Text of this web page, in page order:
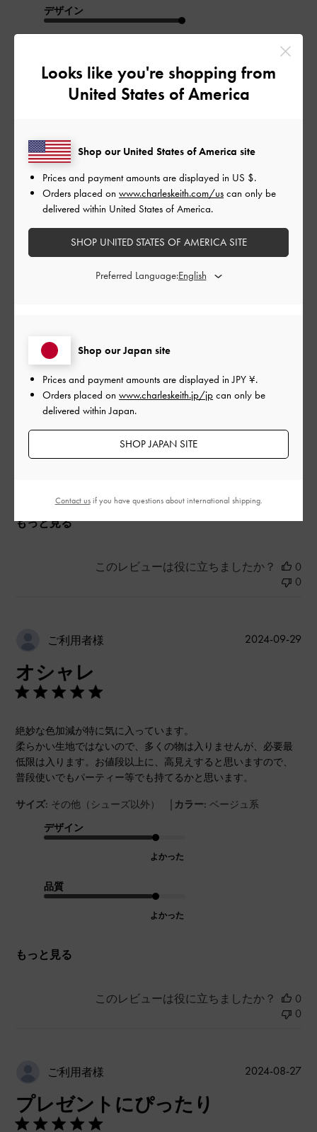
デザイン
品質
とてもよかった
もっと見る
このレビューは役に立ちましたか？
ご利用者様
phhさんのレビュー
めっちゃ綺麗ですよ
その他（シューズ以外） カラー:
ブラック系
デザイン
もっと見る
2024-10-21
このレビューは役に立ちましたか？
0
0
ご利用者様
オシャレ
絶妙な色加減が特に気に入っています。
柔らかい生地ではないので、多くの物は入りませんが、必要最
低限は入ります。お値段以上に、高見えすると思いますので、
普段使いでもパーティー等でも持てるかと思います。
サイズ: その他（シューズ以外） | カラー: ベージュ系
デザイン
よかった
品質
よかった
もっと見る
公
2024-09-29
このレビューは役に立ちましたか？
0
0
ご利用者様
プレゼントにぴったり
公
2024-08-27
Looks like you're shopping from
United States of America
Shop our Japan site
Prices and payment amounts are displayed inJPY ¥.
Orders placed on www.charleskeith.jp/jp can only be
delivered within Japan.
SHOP JAPAN SITE
Shop our United States of America site
Prices and payment amounts are displayed in US $.
Orders placed on www.charleskeith.com/us can only be
delivered within United States of America.
SHOP UNITED STATES OF AMERICA SITE
Preferred Language:
Contact usif you have questions about international shipping.